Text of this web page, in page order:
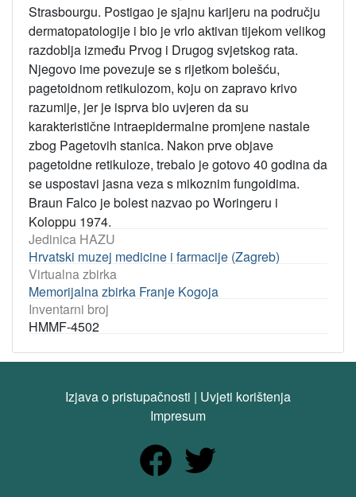
Strasbourgu. Postigao je sjajnu karijeru na području
dermatopatologije i bio je vrlo aktivan tijekom velikog
razdoblja između Prvog i Drugog svjetskog rata.
Njegovo ime povezuje se s rijetkom bolešću,
pagetoidnom retikulozom, koju on zapravo krivo
razumije, jer je isprva bio uvjeren da su
karakteristične intraepidermalne promjene nastale
zbog Pagetovih stanica. Nakon prve objave
pagetoidne retikuloze, trebalo je gotovo 40 godina da
se uspostavi jasna veza s mikoznim fungoidima.
Braun Falco je bolest nazvao po Woringeru i
Koloppu 1974.
Jedinica HAZU
Hrvatski muzej medicine i farmacije (Zagreb)
Virtualna zbirka
Memorijalna zbirka Franje Kogoja
Inventarni broj
HMMF-4502
Izjava o pristupačnosti | Uvjeti korištenja
Impresum